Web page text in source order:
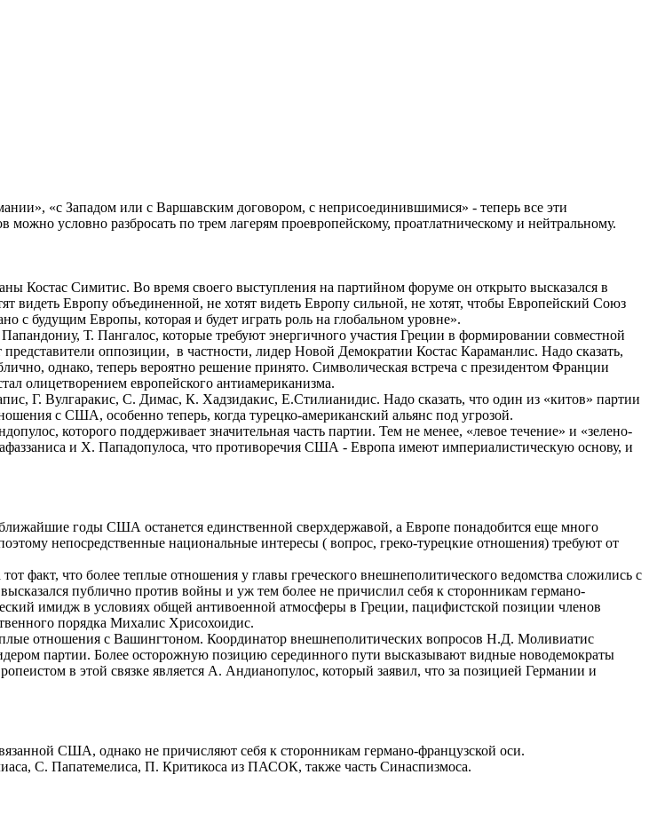
«с Западом или с Варшавским договором, с неприсоединившимися» - теперь все эти
условно разбросать по трем лагерям проевропейскому, проатлатническому и нейтральному.
Костас Симитис. Во время своего выступления на партийном форуме он открыто высказался в
видеть Европу объединенной, не хотят видеть Европу сильной, не хотят, чтобы Европейский Союз
с будущим Европы, которая и будет играть роль на глобальном уровне».
Т. Пангалос, которые требуют энергичного участия Греции в формировании совместной
оппозиции, в частности, лидер Новой Демократии Костас Караманлис. Надо сказать,
однако, теперь вероятно решение принято. Символическая встреча с президентом Франции
олицетворением европейского антиамериканизма.
Вулгаракис, С. Димас, К. Хадзидакис, Е.Стилианидис. Надо сказать, что один из «китов» партии
с США, особенно теперь, когда турецко-американский альянс под угрозой.
которого поддерживает значительная часть партии. Тем не менее, «левое течение» и «зелено-
и Х. Пападопулоса, что противоречия США - Европа имеют империалистическую основу, и
годы США останется единственной сверхдержавой, а Европе понадобится еще много
непосредственные национальные интересы ( вопрос, греко-турецкие отношения) требуют от
факт, что более теплые отношения у главы греческого внешнеполитического ведомства сложились с
публично против войны и уж тем более не причислил себя к сторонникам германо-
имидж в условиях общей антивоенной атмосферы в Греции, пацифистской позиции членов
порядка Михалис Хрисохоидис.
отношения с Вашингтоном. Координатор внешнеполитических вопросов Н.Д. Моливиатис
партии. Более осторожную позицию серединного пути высказывают видные новодемократы
в этой связке является А. Андианопулос, который заявил, что за позицией Германии и
США, однако не причисляют себя к сторонникам германо-французской оси.
С. Папатемелиса, П. Критикоса из ПАСОК, также часть Синаспизмоса.